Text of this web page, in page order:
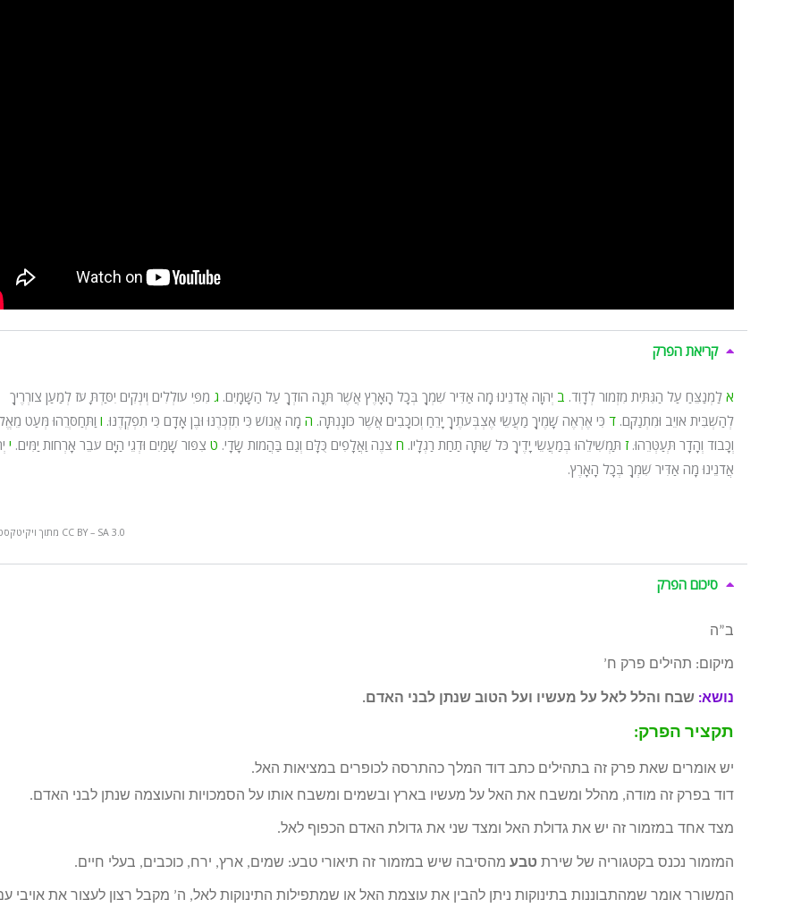
קריאת הפרק
א לַמְנַצֵּחַ עַל הַגִּתִּית מִזְמוֹר לְדָוִד. ב יְהוָה אֲדֹנֵינוּ מָה אַדִּיר שִׁמְךָ בְּכָל הָאָרֶץ אֲשֶׁר תְּנָה הוֹדְךָ עַל הַשָּׁמָיִם. ג מִפִּי עוֹלְלִים וְיֹנְקִים יִסַּדְתָּ עֹז לְמַעַן צוֹרְרֶיךָ
לְהַשְׁבִּית אוֹיֵב וּמִתְנַקֵּם. ד כִּי אֶרְאֶה שָׁמֶיךָ מַעֲשֵׂי אֶצְבְּעֹתֶיךָ יָרֵחַ וְכוֹכָבִים אֲשֶׁר כּוֹנָנְתָּה. ה מָה אֱנוֹשׁ כִּי תִזְכְּרֶנּוּ וּבֶן אָדָם כִּי תִפְקְדֶנּוּ. ו וַתְּחַסְּרֵהוּ מְּעַט
וְכָבוֹד וְהָדָר תְּעַטְּרֵהוּ.ז תַּמְשִׁילֵהוּ בְּמַעֲשֵׂי יָדֶיךָ כֹּל שַׁתָּה תַחַת רַגְלָיו. ח צֹנֶה וַאֲלָפִים כֻּלָּם וְגַם בַּהֲמוֹת שָׂדָי. ט צִפּוֹר שָׁמַיִם וּדְגֵי הַיָּם עֹבֵר אָרְחוֹת יַמִּים. י
אֲדֹנֵינוּ מָה אַדִּיר שִׁמְךָ בְּכָל הָאָרֶץ.
מתוך ויקיטקסט רשיון CC BY – SA 3.0
סיכום הפרק
ב”ה
מיקום: תהילים פרק ח’
נושא: שבח והלל לאל על מעשיו ועל הטוב שנתן לבני האדם.
תקציר הפרק:
יש אומרים שאת פרק זה בתהילים כתב דוד המלך כהתרסה לכופרים במציאות האל.
דוד בפרק זה מודה, מהלל ומשבח את האל על מעשיו בארץ ובשמים ומשבח אותו על הסמכויות והעוצמה שנתן לבני האדם.
מצד אחד במזמור זה יש את גדולת האל ומצד שני את גדולת האדם הכפוף לאל.
המזמור נכנס בקטגוריה של שירת טבע מהסיבה שיש במזמור זה תיאורי טבע: שמים, ארץ, ירח, כוכבים, בעלי חיים.
המשורר אומר שמהתבוננות בתינוקות ניתן להבין את עוצמת האל או שמתפילות התינוקות לאל, ה’ מקבל רצון לעצור את אויבי